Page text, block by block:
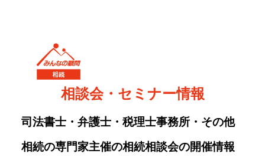
相談会・セミナー情報
司法書士・弁護士・税理士事務所・その他
相続の専門家主催の相続相談会の開催情報